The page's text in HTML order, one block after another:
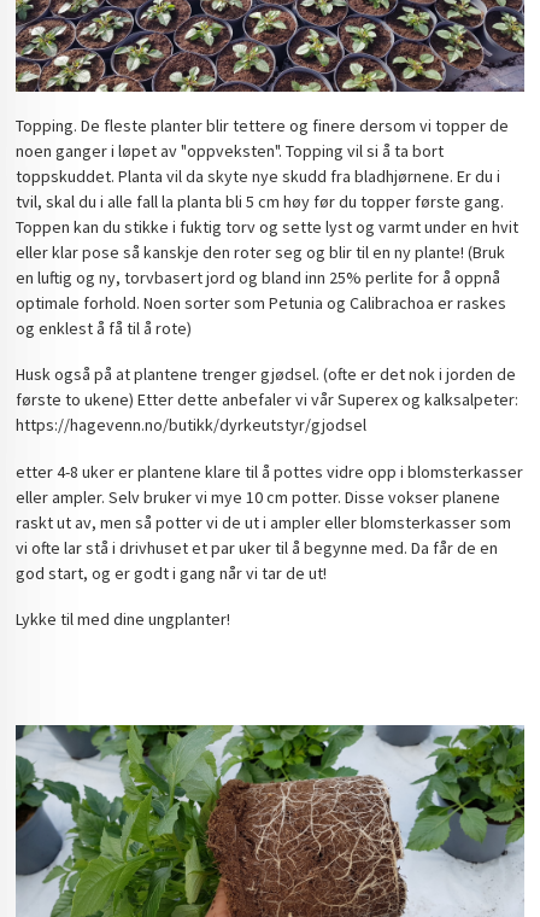
Topping. De fleste planter blir tettere og finere dersom vi topper de
noen ganger i løpet av "oppveksten". Topping vil si å ta bort
toppskuddet. Planta vil da skyte nye skudd fra bladhjørnene. Er du i
tvil, skal du i alle fall la planta bli 5 cm høy før du topper første gang.
Toppen kan du stikke i fuktig torv og sette lyst og varmt under en hvit
eller klar pose så kanskje den roter seg og blir til en ny plante! (Bruk
en luftig og ny, torvbasert jord og bland inn 25% perlite for å oppnå
optimale forhold. Noen sorter som Petunia og Calibrachoa er raskes
og enklest å få til å rote)
Husk også på at plantene trenger gjødsel. (ofte er det nok i jorden de
første to ukene) Etter dette anbefaler vi vår Superex og kalksalpeter:
https://hagevenn.no/butikk/dyrkeutstyr/gjodsel
etter 4-8 uker er plantene klare til å pottes vidre opp i blomsterkasser
eller ampler. Selv bruker vi mye 10 cm potter. Disse vokser planene
raskt ut av, men så potter vi de ut i ampler eller blomsterkasser som
vi ofte lar stå i drivhuset et par uker til å begynne med. Da får de en
god start, og er godt i gang når vi tar de ut!
Lykke til med dine ungplanter!